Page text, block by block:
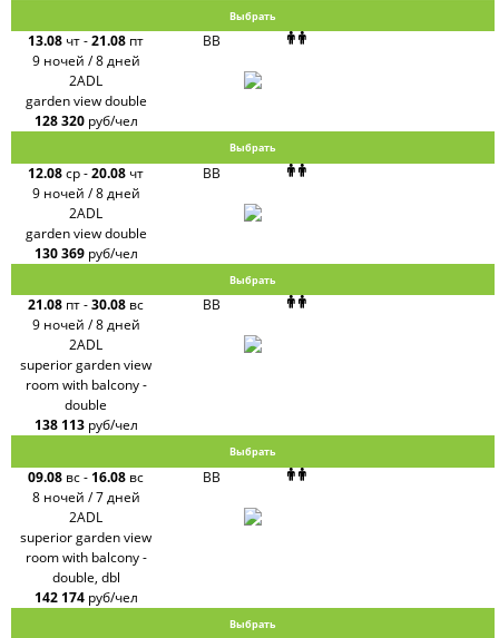
Выбрать
13.08 чт-21.08 пт
9 ночей / 8 дней
BB
2ADL
garden view double
128 320 руб/чел
Выбрать
12.08ср-20.08 чт
9 ночей / 8 дней
BB
2ADL
garden view double
130 369 руб/чел
Выбрать
21.08 пт-30.08 вс
9 ночей / 8 дней
BB
2ADL
superior garden view
room with balcony -
double
138 113 руб/чел
Выбрать
09.08 вс- 16.08 вс
8 ночей / 7 дней
BB
2ADL
superior garden view
room with balcony -
double, dbl
142 174 руб/чел
Выбрать